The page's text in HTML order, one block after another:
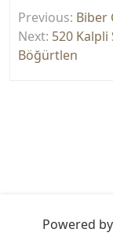
gezinmesi
Previous: Biber
Next: 520
Böğürtlen
Powered